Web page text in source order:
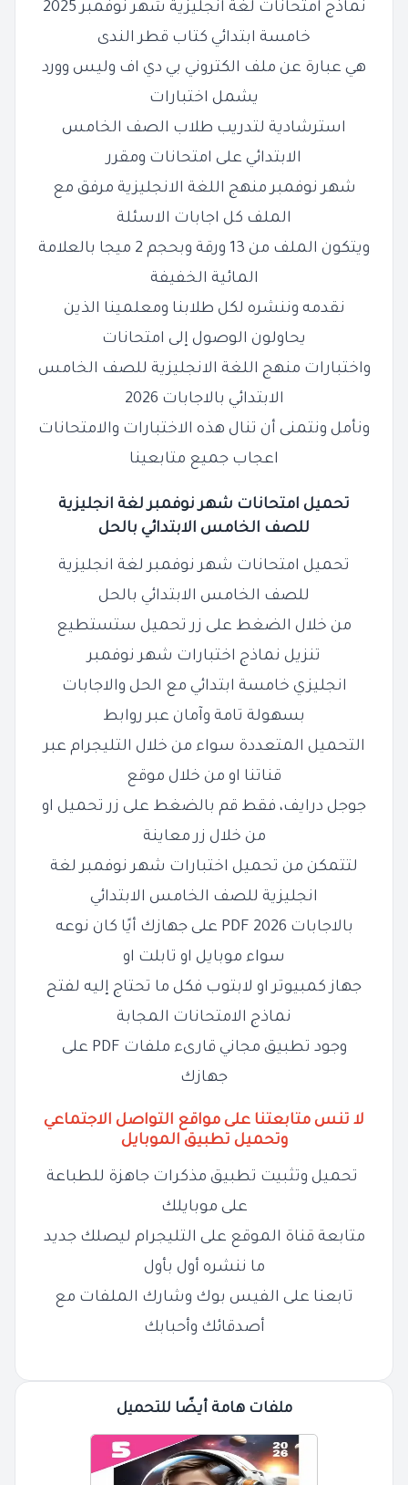
نماذج امتحانات لغة انجليزية شهر نوفمبر 2025
خامسة ابتدائي كتاب قطر الندى
هي عبارة عن ملف الكتروني بي دي اف وليس وورد
يشمل اختبارات
استرشادية لتدريب طلاب الصف الخامس
الابتدائي على امتحانات ومقرر
شهر نوفمبر منهج اللغة الانجليزية مرفق مع
الملف كل اجابات الاسئلة
ويتكون الملف من 13 ورقة وبحجم 2 ميجا بالعلامة
المائية الخفيفة
نقدمه وننشره لكل طلابنا ومعلمينا الذين
يحاولون الوصول إلى امتحانات
واختبارات منهج اللغة الانجليزية للصف الخامس
الابتدائي بالاجابات 2026
ونأمل ونتمنى أن تنال هذه الاختبارات والامتحانات
اعجاب جميع متابعينا
تحميل امتحانات شهرنوفمبر لغة انجليزية
للصف الخامس الابتدائي بالحل
تحميل امتحانات شهر نوفمبر لغة انجليزية
للصف الخامس الابتدائي بالحل
من خلال الضغط على زر تحميل ستستطيع
تنزيل نماذج اختبارات شهر نوفمبر
انجليزي خامسة ابتدائي مع الحل والاجابات
بسهولة تامة وآمان عبر روابط
التحميل المتعددة سواء من خلال التليجرام عبر
قناتنا او من خلال موقع
جوجل درايف، فقط قم بالضغط على زر تحميل او
من خلال زر معاينة
لتتمكن من تحميل اختبارات شهر نوفمبر لغة
انجليزية للصف الخامس الابتدائي
بالاجابات 2026 PDF على جهازك أيًا كان نوعه
سواء موبايل او تابلت او
جهاز كمبيوتر او لابتوب فكل ما تحتاج إليه لفتح
نماذج الامتحانات المجابة
وجود تطبيق مجاني قارىء ملفات PDF على
جهازك
لا تنس متابعتنا على مواقع التواصل الاجتماعي
وتحميل تطبيق الموبايل
تحميل وتثبيت تطبيق مذكرات جاهزة للطباعة
على موبايلك
متابعة قناة الموقع على التليجرام ليصلك جديد
ما ننشره أول بأول
تابعنا على الفيس بوك وشارك الملفات مع
أصدقائك وأحبابك
ملفات هامة أيضًا للتحميل